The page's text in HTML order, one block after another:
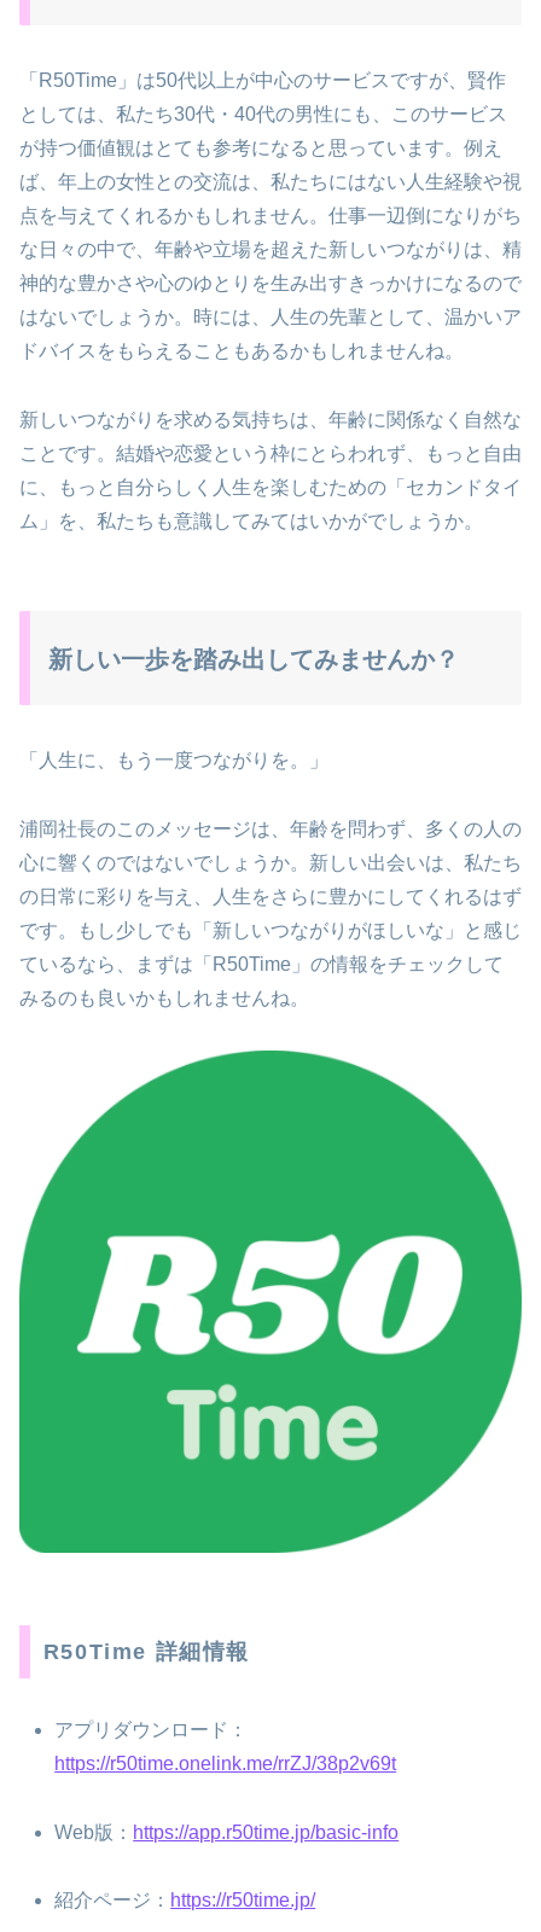
「R50Time」は50代以上が中心のサービスですが、賢作
としては、私たち30代・40代の男性にも、このサービス
が持つ価値観はとても参考になると思っています。例え
ば、年上の女性との交流は、私たちにはない人生経験や視
点を与えてくれるかもしれません。仕事一辺倒になりがち
な日々の中で、年齢や立場を超えた新しいつながりは、精
神的な豊かさや心のゆとりを生み出すきっかけになるので
はないでしょうか。時には、人生の先輩として、温かいア
ドバイスをもらえることもあるかもしれませんね。
新しいつながりを求める気持ちは、年齢に関係なく自然な
ことです。結婚や恋愛という枠にとらわれず、もっと自由
に、もっと自分らしく人生を楽しむための「セカンドタイ
ム」を、私たちも意識してみてはいかがでしょうか。
新しい一歩を踏み出してみませんか？
「人生に、もう一度つながりを。」
浦岡社長のこのメッセージは、年齢を問わず、多くの人の
心に響くのではないでしょうか。新しい出会いは、私たち
の日常に彩りを与え、人生をさらに豊かにしてくれるはず
です。もし少しでも「新しいつながりがほしいな」と感じ
ているなら、まずは「R50Time」の情報をチェックして
みるのも良いかもしれませんね。
R50Time 詳細情報
アプリダウンロード：
https://r50time.onelink.me/rrZJ/38p2v69t
Web版： https://app.r50time.jp/basic-info
紹介ページ： https://r50time.jp/